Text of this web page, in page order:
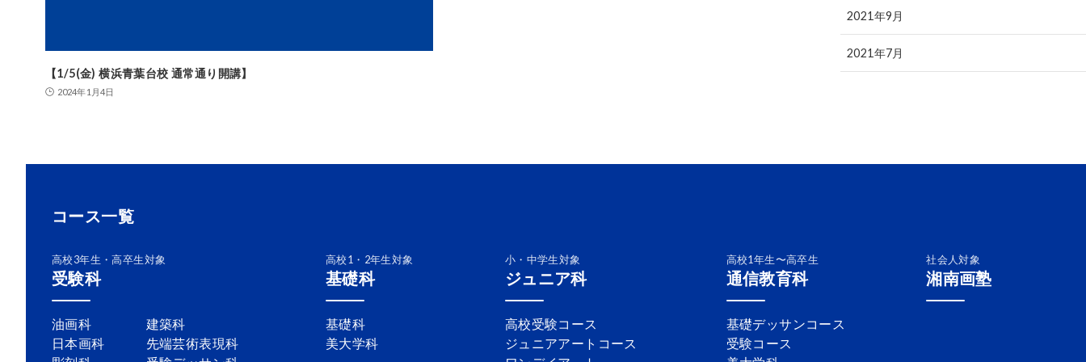
【1/5(金) 横浜青葉台校 通常通り開講】
2024年1月4日
2021年9月
2021年7月
コース一覧
高校3年生・高卒生対象
受験科
油画科
日本画科
建築科
先端芸術表現科
高校1・2年生対象
基礎科
基礎科
美大学科
小・中学生対象
ジュニア科
高校受験コース
ジュニアアートコース
高校1年生〜高卒生
通信教育科
基礎デッサンコース
受験コース
社会人対象
湘南画塾